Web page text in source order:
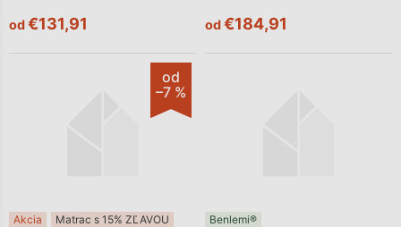
od€131,91 od€184,91
od
–7 %
Akcia
Matrac s 15% ZĽAVOU
Benlemi®